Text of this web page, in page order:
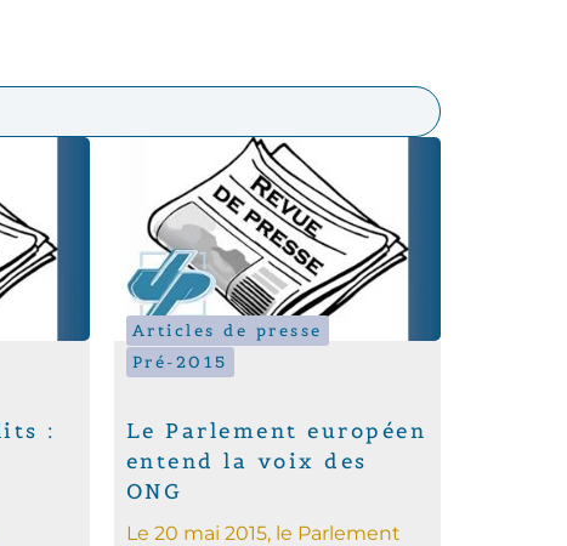
:
Articles de presse
Pré-2015
Le Parlement européen
entend la voix des
ONG
Le 20 mai 2015, le Parlement